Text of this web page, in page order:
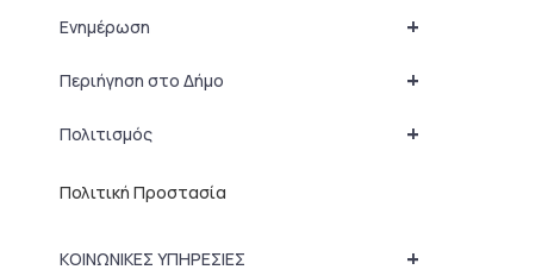
+
Ενημέρωση
+
Περιήγηση στο Δήμο
+
Πολιτισμός
Πολιτική Προστασία
+
ΚΟΙΝΩΝΙΚΕΣ ΥΠΗΡΕΣΙΕΣ